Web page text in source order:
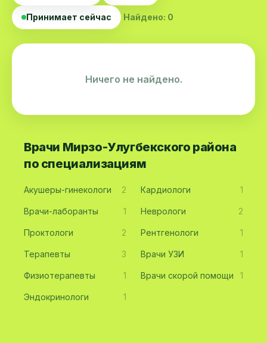
Принимает сейчас Найдено: 0
Ничего не найдено.
Врачи Мирзо-Улугбекского района
по специализациям
Акушеры-гинекологи 2 Кардиологи 1
Врачи-лаборанты 1 Неврологи 2
Проктологи 2 Рентгенологи 1
Терапевты 3 Врачи УЗИ 1
Физиотерапевты 1 Врачи скорой помощи 1
Эндокринологи 1